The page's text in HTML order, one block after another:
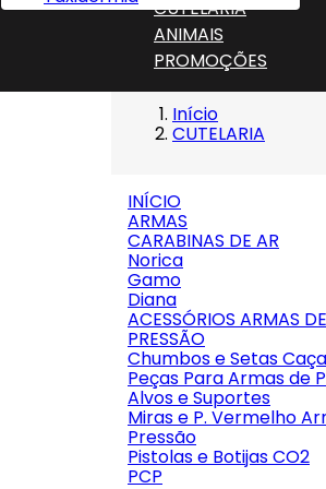
CUTELARIA
ANIMAIS
PROMOÇÕES
Início
CUTELARIA
INÍCIO
ARMAS
CARABINAS DE AR
Norica
Gamo
Diana
ACESSÓRIOS ARMAS DE
PRESSÃO
Chumbos e Setas Caça
Peças Para Armas de
Alvos e Suportes
Miras e P. Vermelho
Pressão
Pistolas e Botijas CO2
PCP